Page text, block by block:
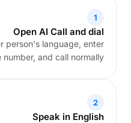
1
Open AI Call and dial
person's language, enter
and call normally.
2
Speak in English